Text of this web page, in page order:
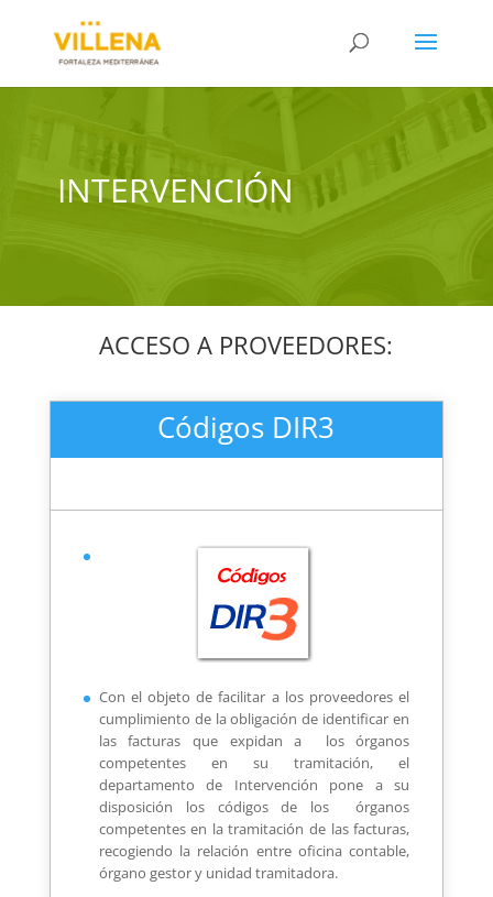
INTERVENCIÓN
ACCESO A PROVEEDORES:
Códigos DIR3
Con el objeto de facilitar a los proveedores el
cumplimiento de la obligación de identificar en
las facturas que expidan a los órganos
competentes en su tramitación, el
departamento de Intervención pone a su
disposición los códigos de los órganos
competentes en la tramitación de las facturas,
recogiendo la relación entre oficina contable,
órgano gestor y unidad tramitadora.